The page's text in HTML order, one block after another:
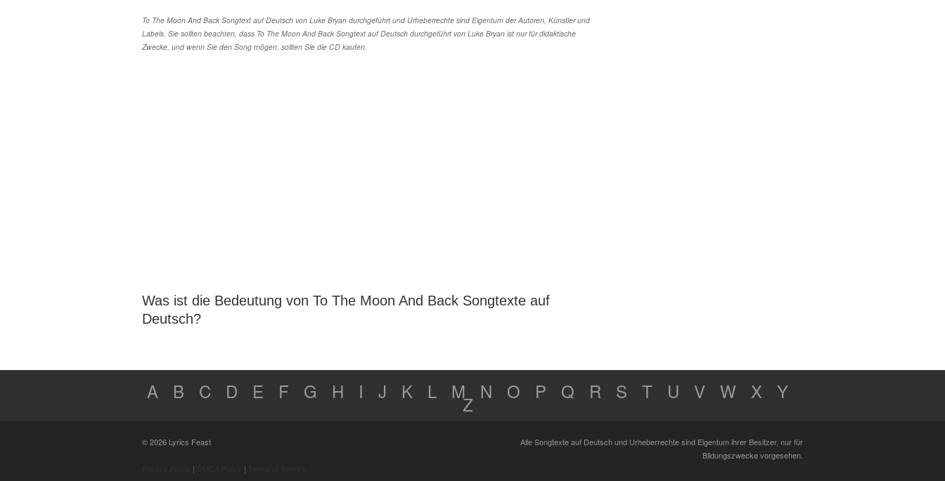
To The Moon And Back Songtext auf Deutsch von Luke Bryan durchgeführt und Urheberrechte sind Eigentum der Autoren, Künstler und
Labels. Sie sollten beachten, dass To The Moon And Back Songtext auf Deutsch durchgeführt von Luke Bryan ist nur für didaktische
Zwecke, und wenn Sie den Song mögen, sollten Sie die CD kaufen.
Was ist die Bedeutung von To The Moon And Back Songtexte auf
Deutsch?
A B C D E F G H I J K L M N O P Q R S T U V W X Y
Z
© 2026 Lyrics Feast
Alle Songtexte auf Deutsch und Urheberrechte sind Eigentum ihrer Besitzer, nur für
Bildungszwecke vorgesehen.
| |